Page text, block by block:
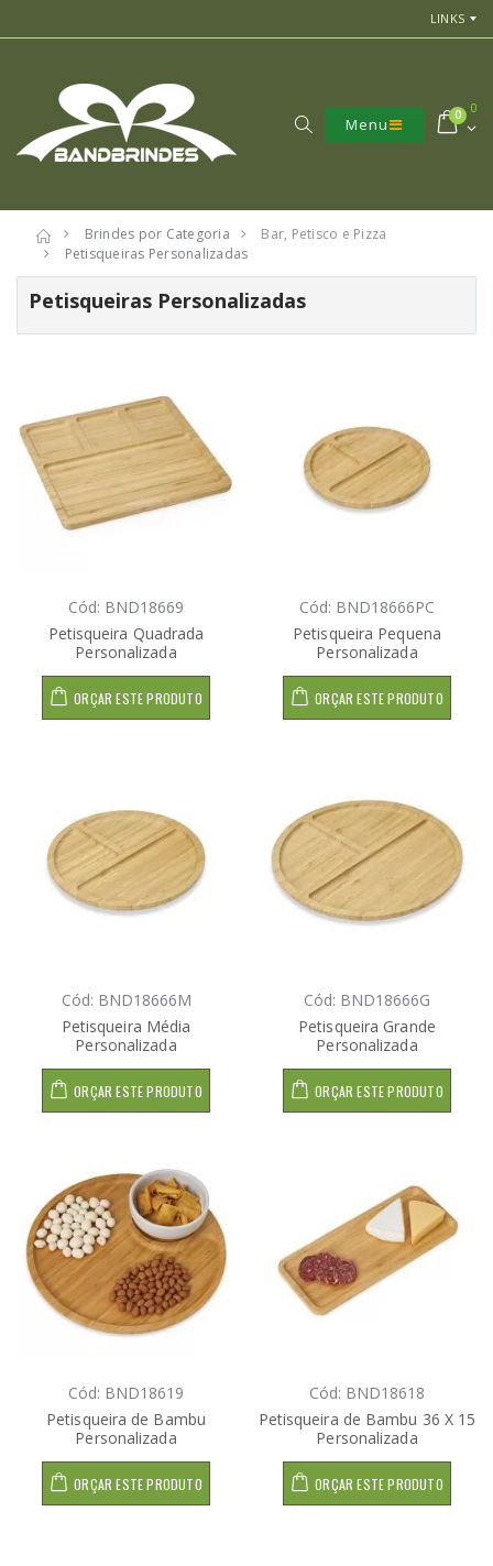
LINKS
Menu
0
0
Brindes por Categoria
Bar, Petisco e Pizza
Petisqueiras Personalizadas
Petisqueiras Personalizadas
Cód: BND18669
Petisqueira Quadrada
Personalizada
ORÇAR ESTE PRODUTO
Cód: BND18666PC
Petisqueira Pequena
Personalizada
ORÇAR ESTE PRODUTO
Cód: BND18666M
Petisqueira Média
Personalizada
ORÇAR ESTE PRODUTO
Cód: BND18666G
Petisqueira Grande
Personalizada
ORÇAR ESTE PRODUTO
Cód: BND18619
Petisqueira de Bambu
Personalizada
ORÇAR ESTE PRODUTO
Cód: BND18618
Petisqueira de Bambu 36 X 15
Personalizada
ORÇAR ESTE PRODUTO